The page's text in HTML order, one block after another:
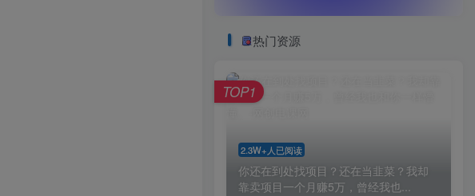
热门资源
2.3W+人已阅读
你还在到处找项目？还在当韭菜？我却
靠卖项目一个月赚5万，曾经我也...
TOP1